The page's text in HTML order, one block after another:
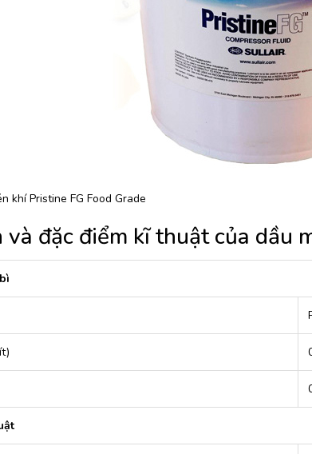
khí Pristine FG Food Grade
và đặc điểm kĩ thuật của dầu